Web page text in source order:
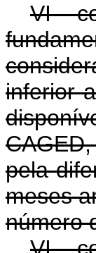
VI -
inferior
pela
meses
número